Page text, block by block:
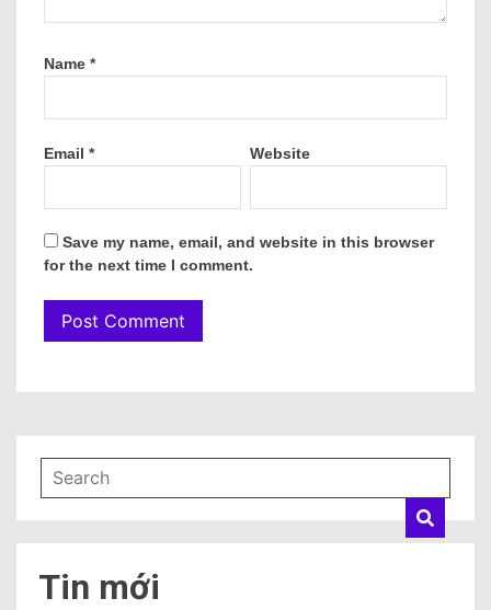
Name *
Email * Website
Save my name, email, and website in this browser
for the next time I comment.
Tin mới